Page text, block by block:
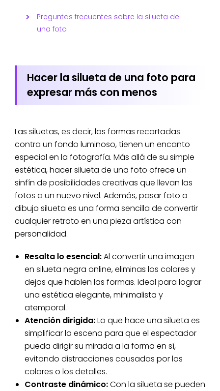
Preguntas frecuentes sobre la silueta de
una foto
Hacer la silueta de una foto para
expresar más con menos
Las siluetas, es decir, las formas recortadas
contra un fondo luminoso, tienen un encanto
especial en la fotografía. Más allá de su simple
estética, hacer silueta de una foto ofrece un
sinfín de posibilidades creativas que llevan las
fotos a un nuevo nivel. Además, pasar foto a
dibujo silueta es una forma sencilla de convertir
cualquier retrato en una pieza artística con
personalidad.
Resalta lo esencial:Al convertir una imagen
en silueta negra online, eliminas los colores y
dejas que hablen las formas. Ideal para lograr
una estética elegante, minimalista y
atemporal.
Atención dirigida:Lo que hace una silueta es
simplificar la escena para que el espectador
pueda dirigir su mirada a la forma en sí,
evitando distracciones causadas por los
colores o los detalles.
Contraste dinámico:Con la silueta se pueden